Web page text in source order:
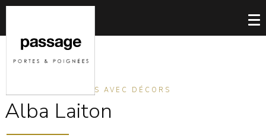
PORTES INVISIBLES AVEC DÉCORS
Alba Laiton